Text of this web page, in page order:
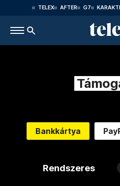
TELEX AFTER G7
Bankkártya
Rendszeres